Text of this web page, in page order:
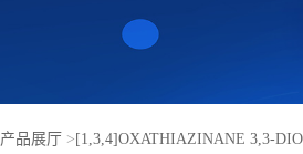
产品展厅 > [1,3,4]OXATHIAZINANE 3,3-